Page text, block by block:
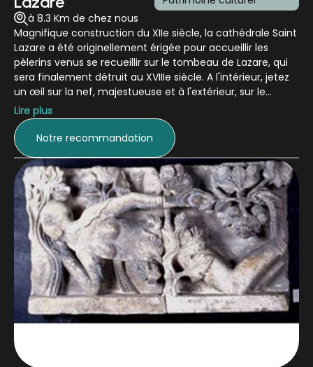
à 8.3 Km de chez nous
Magnifique construction du XIIe siècle, la cathédrale Saint
Lazare a été originellement érigée pour accueillir les
pèlerins venus se recueillir sur le tombeau de Lazare, qui
sera finalement détruit au XVIIIe siècle. A l'intérieur, jetez
un œil sur la nef, majestueuse et à l'extérieur, sur le
tympan du portail, avec ses nombreuses scènes
religieuses. Bijou artistique à ne pas manquer : la sculpture
de la fuite en Egypte, figure moderne et touchante de
Joseph qui part sur les routes avec Marie et Jésus.
Lire plus
Notre recommandation